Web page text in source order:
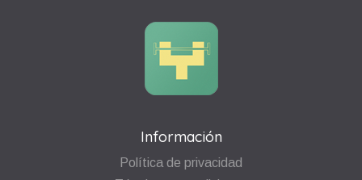
Información
Política de privacidad